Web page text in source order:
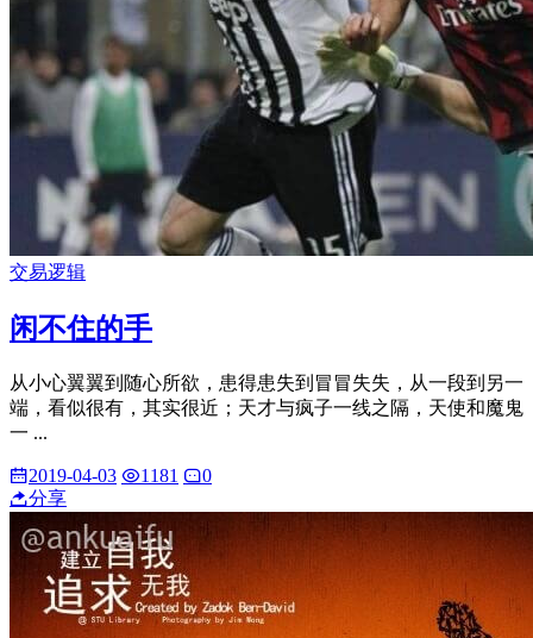
交易逻辑
闲不住的手
从小心翼翼到随心所欲，患得患失到冒冒失失，从一段到另一
端，看似很有，其实很近；天才与疯子一线之隔，天使和魔鬼
一 ...
2019-04-03 1181
0
分享